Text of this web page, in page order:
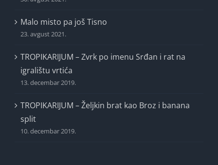
Malo misto pa još Tisno
23. avgust 2021.
TROPIKARIJUM – Zvrk po imenu Srđan i rat na
igralištu vrtića
13. decembar 2019.
TROPIKARIJUM – Željkin brat kao Broz i banana
split
10. decembar 2019.